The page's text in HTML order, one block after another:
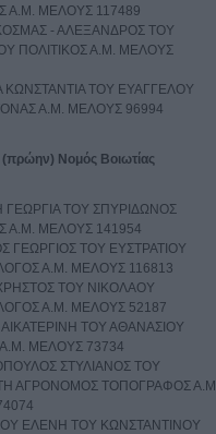
Α.Μ. ΜΕΛΟΥΣ 117489
- ΑΛΕΞΑΝΔΡΟΣ ΤΟΥ
ΠΟΛΙΤΙΚΟΣ Α.Μ. ΜΕΛΟΥΣ
ΤΟΥ ΕΥΑΓΓΕΛΟΥ
Α.Μ. ΜΕΛΟΥΣ 96994
(πρώην) Νομός Βοιωτίας
ΓΕΩΡΓΙΑ ΤΟΥ ΣΠΥΡΙΔΩΝΟΣ
Α.Μ. ΜΕΛΟΥΣ 141954
ΓΕΩΡΓΙΟΣ ΤΟΥ ΕΥΣΤΡΑΤΙΟΥ
Α.Μ. ΜΕΛΟΥΣ 116813
ΤΟΥ ΝΙΚΟΛΑΟΥ
Α.Μ. ΜΕΛΟΥΣ 52187
ΤΟΥ ΑΘΑΝΑΣΙΟΥ
ΜΕΛΟΥΣ 73734
ΣΤΥΛΙΑΝΟΣ ΤΟΥ
ΑΓΡΟΝΟΜΟΣ ΤΟΠΟΓΡΑΦΟΣ Α.Μ.
ΕΛΕΝΗ ΤΟΥ ΚΩΝΣΤΑΝΤΙΝΟΥ